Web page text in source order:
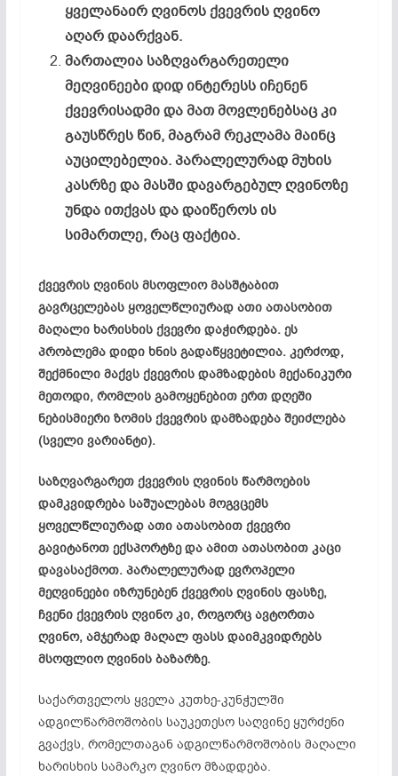
ყველანაირ ღვინოს ქვევრის ღვინო
აღარ დაარქვან.
მართალია საზღვარგარეთელი
მეღვინეები დიდ ინტერესს იჩენენ
ქვევრისადმი და მათ მოვლენებსაც კი
გაუსწრეს წინ, მაგრამ რეკლამა მაინც
აუცილებელია. პარალელურად მუხის
კასრზე და მასში დავარგებულ ღვინოზე
უნდა ითქვას და დაიწეროს ის
სიმართლე, რაც ფაქტია.
ქვევრის ღვინის მსოფლიო მასშტაბით
გავრცელებას ყოველწლიურად ათი ათასობით
მაღალი ხარისხის ქვევრი დაჭირდება. ეს
პრობლემა დიდი ხნის გადაწყვეტილია. კერძოდ,
შექმნილი მაქვს ქვევრის დამზადების მექანიკური
მეთოდი, რომლის გამოყენებით ერთ დღეში
ნებისმიერი ზომის ქვევრის დამზადება შეიძლება
(სველი ვარიანტი).
საზღვარგარეთ ქვევრის ღვინის წარმოების
დამკვიდრება საშუალებას მოგვცემს
ყოველწლიურად ათი ათასობით ქვევრი
გავიტანოთ ექსპორტზე და ამით ათასობით კაცი
დავასაქმოთ. პარალელურად ევროპელი
მეღვინეები იზრუნებენ ქვევრის ღვინის ფასზე,
ჩვენი ქვევრის ღვინო კი, როგორც ავტორთა
ღვინო, ამჯერად მაღალ ფასს დაიმკვიდრებს
მსოფლიო ღვინის ბაზარზე.
საქართველოს ყველა კუთხე-კუნჭულში
ადგილწარმოშობის საუკეთესო საღვინე ყურძენი
გვაქვს, რომელთაგან ადგილწარმოშობის მაღალი
ხარისხის სამარკო ღვინო მზადდება.